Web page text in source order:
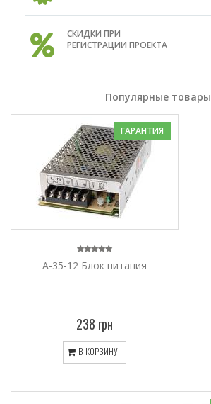
СКИДКИ ПРИ
РЕГИСТРАЦИИ ПРОЕКТА
Популярные товары
ГАРАНТИЯ
A-35-12 Блок питания
238 грн
В КОРЗИНУ